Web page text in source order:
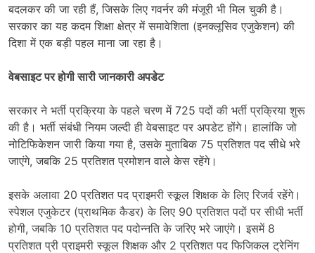
बदलकर की जा रही हैं, जिसके लिए गवर्नर की मंजूरी भी मिल चुकी है।
सरकार का यह कदम शिक्षा क्षेत्र में समावेशिता (इनक्लूसिव एजुकेशन) की
दिशा में एक बड़ी पहल माना जा रहा है।
वेबसाइट पर होगी सारी जानकारी अपडेट
सरकार ने भर्ती प्रक्रिया के पहले चरण में 725 पदों की भर्ती प्रक्रिया शुरू
की है। भर्ती संबंधी नियम जल्दी ही वेबसाइट पर अपडेट होंगे। हालांकि जो
नोटिफिकेशन जारी किया गया है, उसके मुताबिक 75 प्रतिशत पद सीधे भरे
जाएंगे, जबकि 25 प्रतिशत प्रमोशन वाले केस रहेंगे।
इसके अलावा 20 प्रतिशत पद प्राइमरी स्कूल शिक्षक के लिए रिजर्व रहेंगे।
स्पेशल एजुकेटर (प्राथमिक कैडर) के लिए 90 प्रतिशत पदों पर सीधी भर्ती
होगी, जबकि 10 प्रतिशत पद पदोन्नति के जरिए भरे जाएंगे। इसमें 8
प्रतिशत प्री प्राइमरी स्कूल शिक्षक और 2 प्रतिशत पद फिजिकल ट्रेनिंग